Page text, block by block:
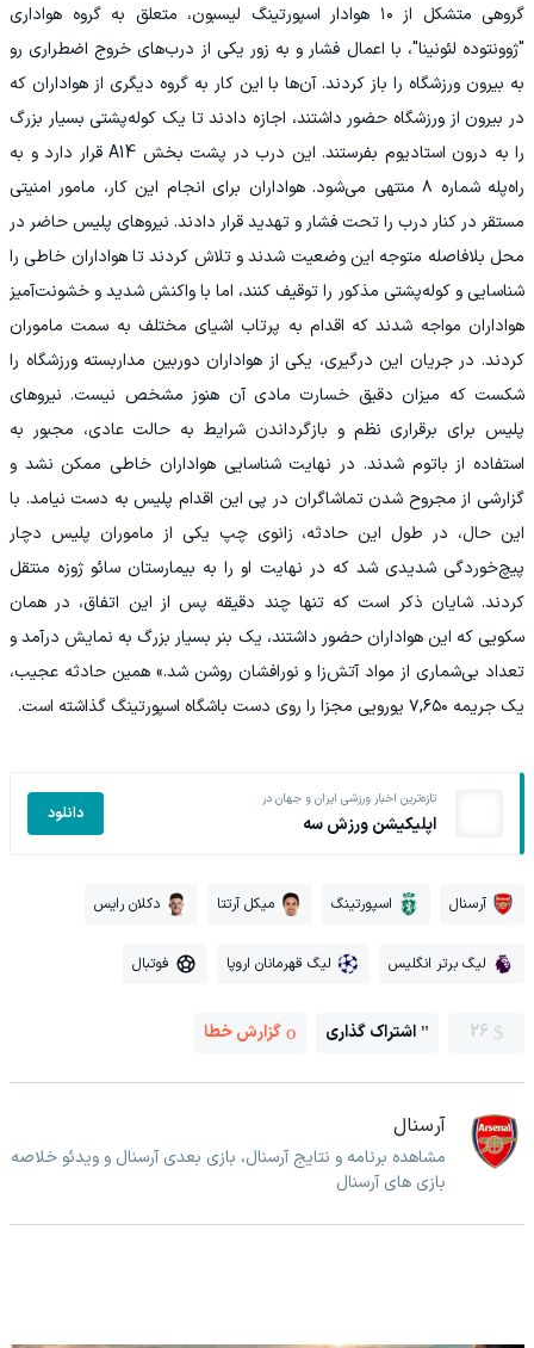
گروهی متشکل از ۱۰ هوادار اسپورتینگ لیسبون، متعلق به گروه هواداری
"ژوونتوده لئونینا"، با اعمال فشار و به زور یکی از درب‌های خروج اضطراری رو
به بیرون ورزشگاه را باز کردند. آن‌ها با این کار به گروه دیگری از هواداران که
در بیرون از ورزشگاه حضور داشتند، اجازه دادند تا یک کوله‌پشتی بسیار بزرگ
را به درون استادیوم بفرستند. این درب در پشت بخش A14 قرار دارد و به
راه‌پله شماره ۸ منتهی می‌شود. هواداران برای انجام این کار، مامور امنیتی
مستقر در کنار درب را تحت فشار و تهدید قرار دادند. نیروهای پلیس حاضر در
محل بلافاصله متوجه این وضعیت شدند و تلاش کردند تا هواداران خاطی را
شناسایی و کوله‌پشتی مذکور را توقیف کنند، اما با واکنش شدید و خشونت‌آمیز
هواداران مواجه شدند که اقدام به پرتاب اشیای مختلف به سمت ماموران
کردند. در جریان این درگیری، یکی از هواداران دوربین مداربسته ورزشگاه را
شکست که میزان دقیق خسارت مادی آن هنوز مشخص نیست. نیروهای
پلیس برای برقراری نظم و بازگرداندن شرایط به حالت عادی، مجبور به
استفاده از باتوم شدند. در نهایت شناسایی هواداران خاطی ممکن نشد و
گزارشی از مجروح شدن تماشاگران در پی این اقدام پلیس به دست نیامد. با
این حال، در طول این حادثه، زانوی چپ یکی از ماموران پلیس دچار
پیچ‌خوردگی شدیدی شد که در نهایت او را به بیمارستان سائو ژوزه منتقل
کردند. شایان ذکر است که تنها چند دقیقه پس از این اتفاق، در همان
سکویی که این هواداران حضور داشتند، یک بنر بسیار بزرگ به نمایش درآمد و
تعداد بی‌شماری از مواد آتش‌زا و نورافشان روشن شد.» همین حادثه عجیب،
یک جریمه ۷,۶۵۰ یورویی مجزا را روی دست باشگاه اسپورتینگ گذاشته است.
تازه‌ترین اخبار ورزشی ایران و جهان در
اپلیکیشن ورزش سه دانلود
آرسنال اسپورتینگ میکل آرتتا دکلان رایس
لیگ برتر انگلیس لیگ قهرمانان اروپا فوتبال
26 اشتراک گذاری گزارش خطا
آرسنال
مشاهده برنامه و نتایج آرسنال، بازی بعدی آرسنال و ویدئو خلاصه
بازی های آرسنال